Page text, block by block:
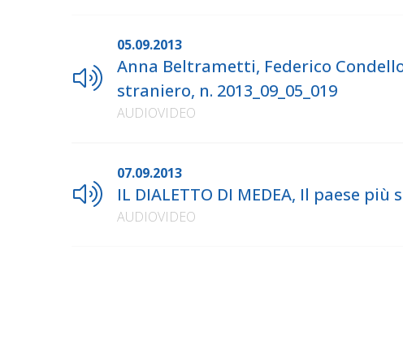
05.09.2013
Anna Beltrametti, Federico
straniero, n. 2013_09_05_019
AUDIOVIDEO
07.09.2013
IL DIALETTO DI MEDEA, Il paese più
AUDIOVIDEO